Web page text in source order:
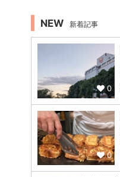
NEW 新着記事
0
0